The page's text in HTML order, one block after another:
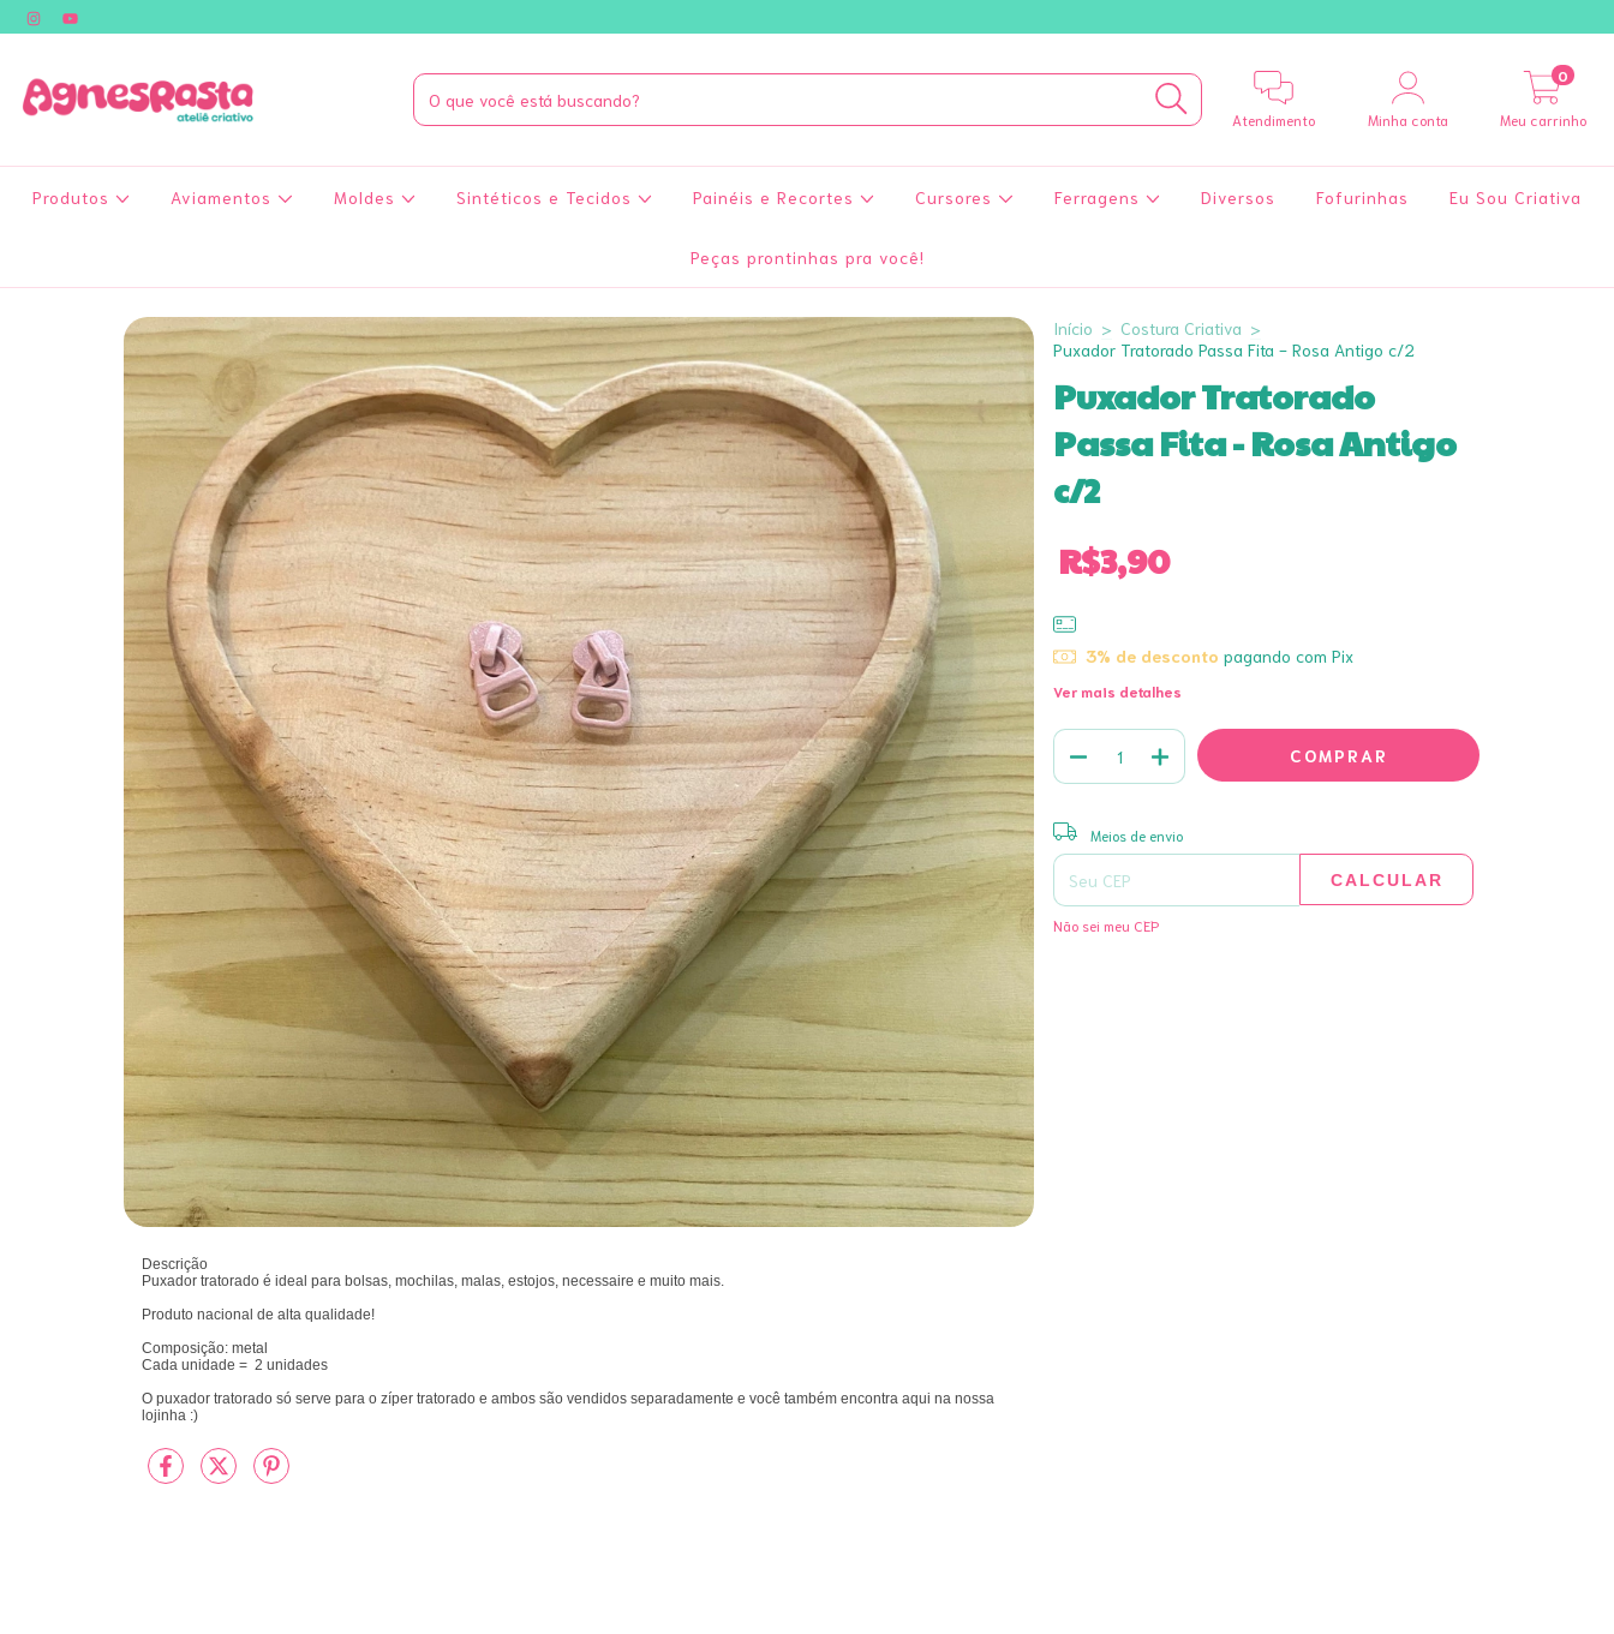
Atendimento Minha conta Meu carrinho
0
Produtos Aviamentos Moldes Sintéticos e Tecidos Painéis e Recortes Cursores Ferragens Diversos Fofurinhas Eu Sou Criativa
Peças prontinhas pra você!
Descrição
Puxador tratorado é ideal para bolsas, mochilas, malas, estojos, necessaire e muito mais.
Produto nacional de alta qualidade!
Composição: metal
Cada unidade = 2 unidades
O puxador tratorado só serve para o zíper tratorado e ambos são vendidos separadamente e você também encontra aqui na nossa
lojinha :)
Início > Costura Criativa >
Puxador Tratorado Passa Fita - Rosa Antigo c/2
Puxador Tratorado
Passa Fita - Rosa Antigo
c/2
R$3,90
3% de desconto pagando com Pix
Ver mais detalhes
Entregas para o CEP:
Meios de envio
CALCULAR
Não sei meu CEP